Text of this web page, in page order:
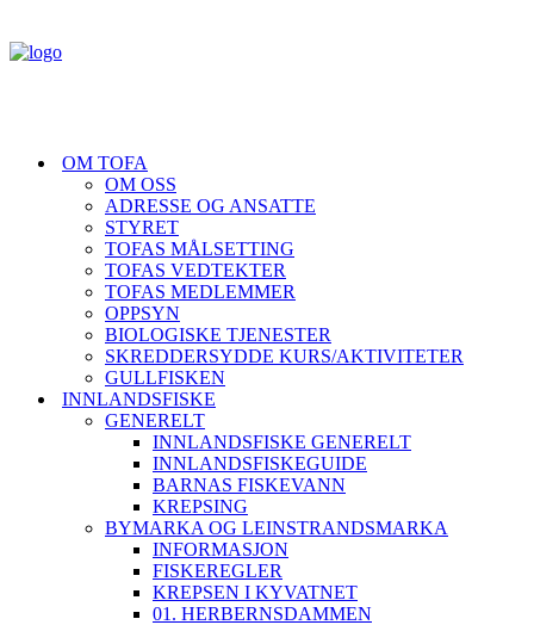
OM TOFA
OM OSS
ADRESSE OG ANSATTE
STYRET
TOFAS MÅLSETTING
TOFAS VEDTEKTER
TOFAS MEDLEMMER
OPPSYN
BIOLOGISKE TJENESTER
SKREDDERSYDDE KURS/AKTIVITETER
GULLFISKEN
INNLANDSFISKE
GENERELT
INNLANDSFISKE GENERELT
INNLANDSFISKEGUIDE
BARNAS FISKEVANN
KREPSING
BYMARKA OG LEINSTRANDSMARKA
INFORMASJON
FISKEREGLER
KREPSEN I KYVATNET
01. HERBERNSDAMMEN